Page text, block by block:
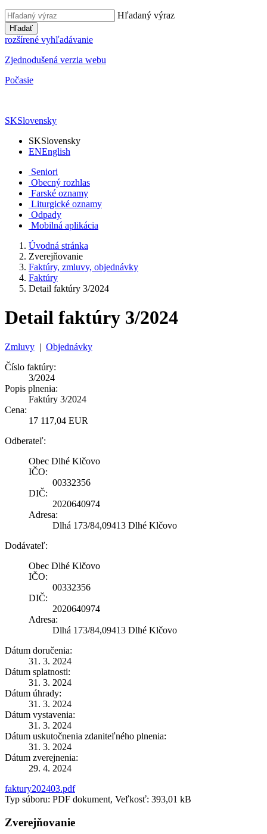
Hľadaný výraz
Hľadať
rozšírené vyhľadávanie
Zjednodušená verzia webu
Počasie
SKSlovensky
SKSlovensky
ENEnglish
Seniori
Obecný rozhlas
Farské oznamy
Liturgické oznamy
Odpady
Mobilná aplikácia
Úvodná stránka
Zverejňovanie
Faktúry, zmluvy, objednávky
Faktúry
Detail faktúry 3/2024
Detail faktúry 3/2024
Zmluvy | Objednávky
Číslo faktúry:
3/2024
Popis plnenia:
Faktúry 3/2024
Cena:
17 117,04 EUR
Odberateľ:
Obec Dlhé Klčovo
IČO:
00332356
DIČ:
2020640974
Adresa:
Dlhá 173/84,09413 Dlhé Klčovo
Dodávateľ:
Obec Dlhé Klčovo
IČO:
00332356
DIČ:
2020640974
Adresa:
Dlhá 173/84,09413 Dlhé Klčovo
Dátum doručenia:
31. 3. 2024
Dátum splatnosti:
31. 3. 2024
Dátum úhrady:
31. 3. 2024
Dátum vystavenia:
31. 3. 2024
Dátum uskutočnenia zdaniteľného plnenia:
31. 3. 2024
Dátum zverejnenia:
29. 4. 2024
faktury202403.pdf
Typ súboru: PDF dokument, Veľkosť: 393,01 kB
Zverejňovanie